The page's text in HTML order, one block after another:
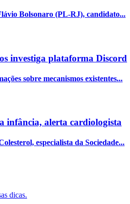
Bolsonaro (PL-RJ), candidato...
investiga plataforma Discord
sobre mecanismos existentes...
infância, alerta cardiologista
especialista da Sociedade...